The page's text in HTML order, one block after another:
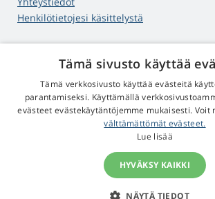
Henkilötietojesi käsittelystä
4,9tähteä
545 arvostelua
© 2009 - 2026 Projektorit-
Tämä sivusto käyttää
Tämä verkkosivusto käyttää evästeitä
parantamiseksi. Käyttämällä
evästeet evästekäytäntöjemme mukaisesti. Voit
välttämättömät evästeet.
Lue lisää
HYVÄKSY KAIKKI
NÄYTÄ TIEDOT